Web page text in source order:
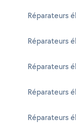
Réparateurs
Réparateurs
Réparateurs
Réparateurs
Réparateurs